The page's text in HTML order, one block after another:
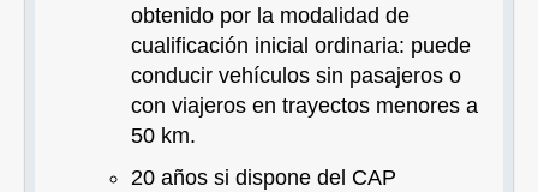
obtenido por la modalidad de
cualificación inicial ordinaria: puede
conducir vehículos sin pasajeros o
con viajeros en trayectos menores a
50 km.
20 años si dispone del CAP